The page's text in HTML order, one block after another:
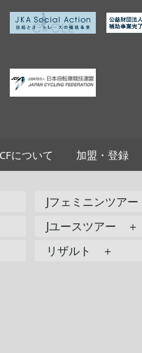
について 加盟・登録
Jフェミニンツア
Jユースツアー ＋
リザルト ＋